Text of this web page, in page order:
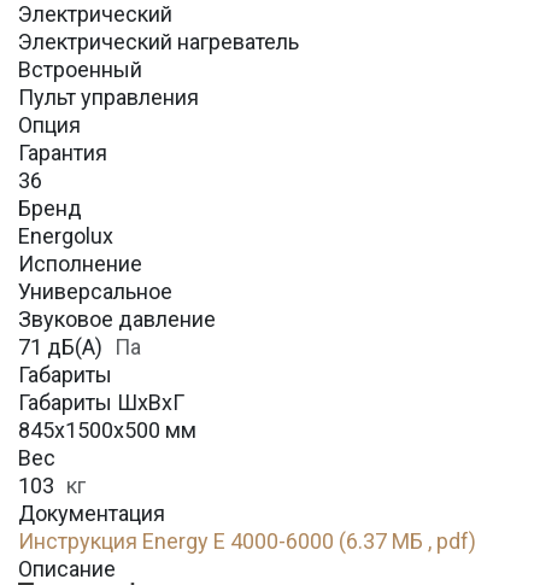
Электрический
Электрический нагреватель
Встроенный
Пульт управления
Опция
Гарантия
36
Бренд
Energolux
Исполнение
Универсальное
Звуковое давление
71 дБ(А)
Па
Габариты
Габариты ШхВхГ
845х1500х500 мм
Вес
103 кг
Документация
Инструкция Energy E 4000-6000 (6.37 МБ , pdf)
Описание